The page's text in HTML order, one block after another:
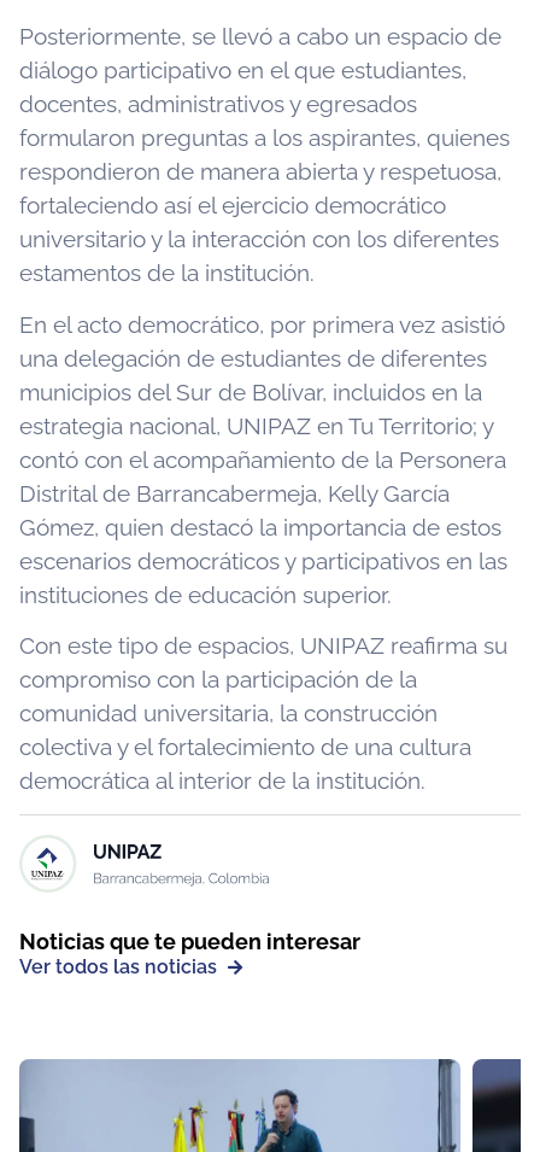
Posteriormente, se llevó a cabo un espacio de
diálogo participativo en el que estudiantes,
docentes, administrativos y egresados
formularon preguntas a los aspirantes, quienes
respondieron de manera abierta y respetuosa,
fortaleciendo así el ejercicio democrático
universitario y la interacción con los diferentes
estamentos de la institución.
En el acto democrático, por primera vez asistió
una delegación de estudiantes de diferentes
municipios del Sur de Bolívar, incluidos en la
estrategia nacional, UNIPAZ en Tu Territorio; y
contó con el acompañamiento de la Personera
Distrital de Barrancabermeja, Kelly García
Gómez, quien destacó la importancia de estos
escenarios democráticos y participativos en las
instituciones de educación superior.
Con este tipo de espacios, UNIPAZ reafirma su
compromiso con la participación de la
comunidad universitaria, la construcción
colectiva y el fortalecimiento de una cultura
democrática al interior de la institución.
Noticias que te pueden interesar
Ver todos las noticias